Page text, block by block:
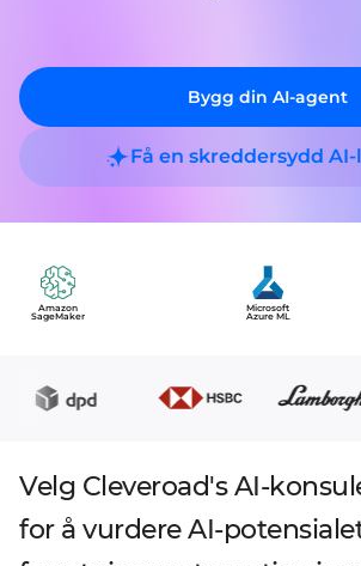
Bygg din AI-agent
Få en skreddersydd
Amazon
SageMaker
Microsoft
Azure ML
Velg Cleveroad's AI-
for å vurdere AI-